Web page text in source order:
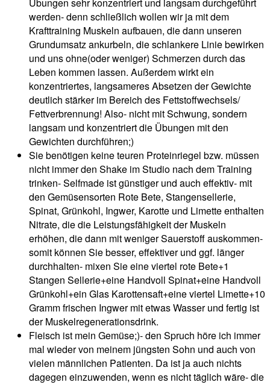
werden- denn schließlich wollen wir ja mit dem
Krafttraining Muskeln aufbauen, die dann unseren
Grundumsatz ankurbeln, die schlankere Linie bewirken
und uns ohne(oder weniger) Schmerzen durch das
Leben kommen lassen. Außerdem wirkt ein
konzentriertes, langsameres Absetzen der Gewichte
deutlich stärker im Bereich des Fettstoffwechsels/
Fettverbrennung! Also- nicht mit Schwung, sondern
langsam und konzentriert die Übungen mit den
Gewichten durchführen;)
Sie benötigen keine teuren Proteinriegel bzw. müssen
nicht immer den Shake im Studio nach dem Training
trinken- Selfmade ist günstiger und auch effektiv- mit
den Gemüsensorten Rote Bete, Stangensellerie,
Spinat, Grünkohl, Ingwer, Karotte und Limette enthalten
Nitrate, die die Leistungsfähigkeit der Muskeln
erhöhen, die dann mit weniger Sauerstoff auskommen-
somit können Sie besser, effektiver und ggf. länger
durchhalten- mixen Sie eine viertel rote Bete+1
Stangen Sellerie+eine Handvoll Spinat+eine Handvoll
Grünkohl+ein Glas Karottensaft+eine viertel Limette+10
Gramm frischen Ingwer mit etwas Wasser und fertig ist
der Muskelregenerationsdrink.
Fleisch ist mein Gemüse;)- den Spruch höre ich immer
mal wieder von meinem jüngsten Sohn und auch von
vielen männlichen Patienten. Da ist ja auch nichts
dagegen einzuwenden, wenn es nicht täglich wäre- die